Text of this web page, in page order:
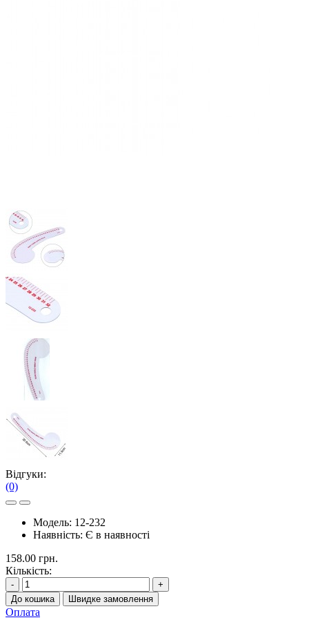
Відгуки:
(0)
Модель: 12-232
Наявність: Є в наявності
158.00 грн.
Кількість:
-
+
До кошика
Швидке замовлення
Оплата